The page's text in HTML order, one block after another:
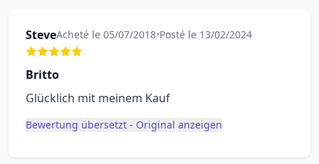
SteveAcheté le 05/07/2018•Posté le 13/02/2024
Britto
Glücklich mit meinem Kauf
Bewertung übersetzt - Original anzeigen